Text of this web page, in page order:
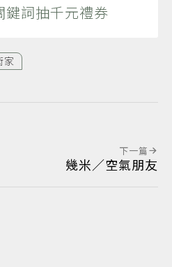
鍵詞抽千元禮券
家
下一篇
幾米／空氣朋友